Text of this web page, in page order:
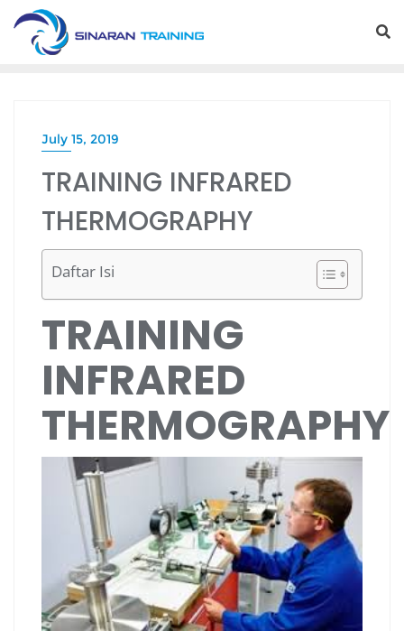
Skip
content
July 15, 2019
TRAINING INFRARED
THERMOGRAPHY
Daftar Isi
TRAINING
INFRARED
THERMOGRAPHY